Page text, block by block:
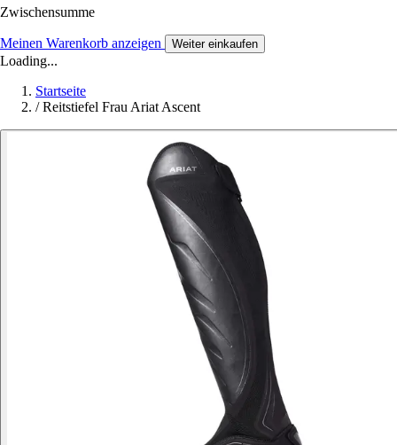
Zwischensumme
Meinen Warenkorb anzeigen Weiter einkaufen
Loading...
Startseite
/ Reitstiefel Frau Ariat Ascent